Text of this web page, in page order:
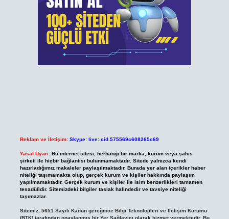
Reklam ve İletişim: Skype: live:.cid.575569c608265c69
Yasal Uyarı: Bu internet sitesi, herhangi bir marka, kurum veya şahıs
şirketi ile hiçbir bağlantısı bulunmamaktadır. Sitede yalnızca kendi
hazırladığımız makaleler paylaşılmaktadır. Burada yer alan içerikler haber
niteliği taşımamakta olup, gerçek kurum ve kişiler hakkında paylaşım
yapılmamaktadır. Gerçek kurum ve kişiler ile isim benzerlikleri tamamen
tesadüfidir. Sitemizdeki bilgiler taslak halindedir ve tavsiye niteliği
taşımazlar.
Sitemiz, 5651 Sayılı Kanun gereğince Bilgi Teknolojileri ve İletişim Kurumu